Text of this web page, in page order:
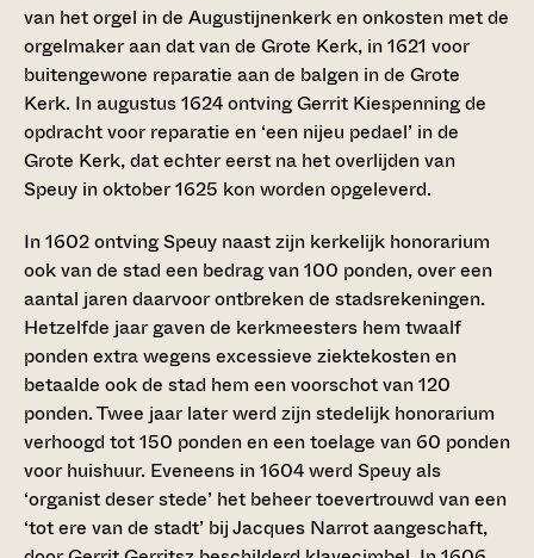
van het orgel in de Augustijnenkerk en onkosten met de
orgelmaker aan dat van de Grote Kerk, in 1621 voor
buitengewone reparatie aan de balgen in de Grote
Kerk. In augustus 1624 ontving Gerrit Kiespenning de
opdracht voor reparatie en ‘een nijeu pedael’ in de
Grote Kerk, dat echter eerst na het overlijden van
Speuy in oktober 1625 kon worden opgeleverd.
In 1602 ontving Speuy naast zijn kerkelijk honorarium
ook van de stad een bedrag van 100 ponden, over een
aantal jaren daarvoor ontbreken de stadsrekeningen.
Hetzelfde jaar gaven de kerkmeesters hem twaalf
ponden extra wegens excessieve ziektekosten en
betaalde ook de stad hem een voorschot van 120
ponden. Twee jaar later werd zijn stedelijk honorarium
verhoogd tot 150 ponden en een toelage van 60 ponden
voor huishuur. Eveneens in 1604 werd Speuy als
‘organist deser stede’ het beheer toevertrouwd van een
‘tot ere van de stadt’ bij Jacques Narrot aangeschaft,